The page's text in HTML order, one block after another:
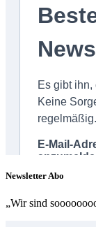
Newsletter Abo
„Wir sind